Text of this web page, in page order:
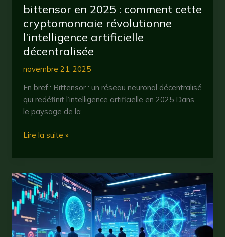
bittensor en 2025 : comment cette
cryptomonnaie révolutionne
l’intelligence artificielle
décentralisée
novembre 21, 2025
En bref : Bittensor : un réseau neuronal décentralisé
qui redéfinit l’intelligence artificielle en 2025 Dans
le paysage de la
bittensor
2025
comment
cette
cryptomonnaie
révolutionne
l’intelligence
Lire la suite »